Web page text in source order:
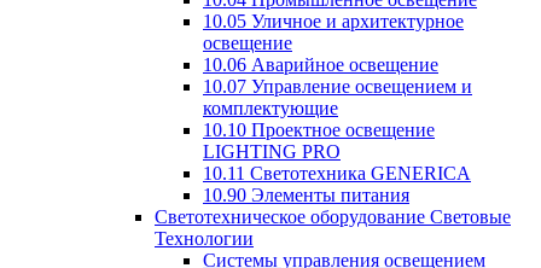
10.05 Уличное и архитектурное
освещение
10.06 Аварийное освещение
10.07 Управление освещением и
комплектующие
10.10 Проектное освещение
LIGHTING PRO
10.11 Светотехника GENERICA
10.90 Элементы питания
Светотехническое оборудование Световые
Технологии
Системы управления освещением